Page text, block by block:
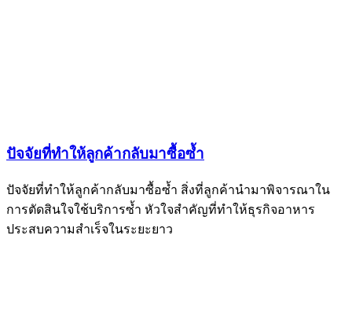
ปัจจัยที่ทำให้ลูกค้ากลับมาซื้อซ้ำ
ปัจจัยที่ทำให้ลูกค้ากลับมาซื้อซ้ำ สิ่งที่ลูกค้านำมาพิจารณาใน
การตัดสินใจใช้บริการซ้ำ หัวใจสำคัญที่ทำให้ธุรกิจอาหาร
ประสบความสำเร็จในระยะยาว